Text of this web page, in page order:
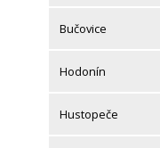
Bučovice
Hodonín
Hustopeče